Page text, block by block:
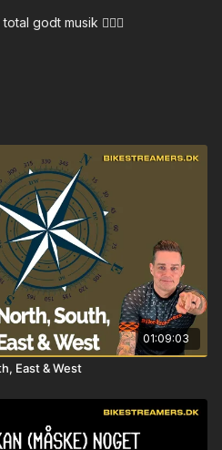
godt musik 👍🏻😃
01:09:03
East & West